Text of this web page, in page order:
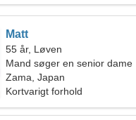
Matt
55 år, Løven
Mand søger en senior dame
Zama, Japan
Kortvarigt forhold